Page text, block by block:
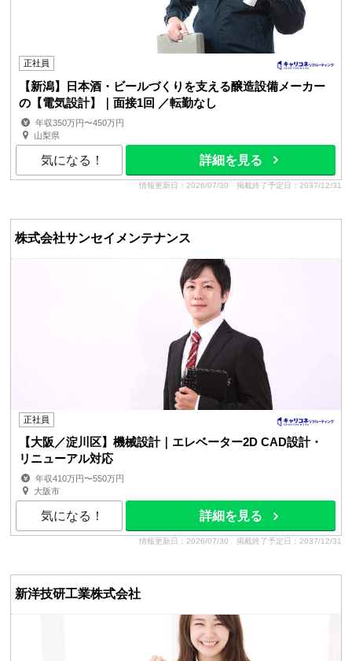
正社員
【新潟】日本酒・ビールづくりを支える醸造設備メーカー
の【電気設計】｜面接1回 ／転勤なし
年収350万円〜450万円
山梨県
気になる！ 詳細を見る
情報更新日：2026/07/30 掲載終了予定日：2037/12/31
株式会社サンセイメンテナンス
正社員
【大阪／淀川区】機械設計｜エレベーター2D CAD設計・
リニューアル対応
年収410万円〜550万円
大阪市
気になる！ 詳細を見る
情報更新日：2026/07/30 掲載終了予定日：2037/12/31
新洋技研工業株式会社